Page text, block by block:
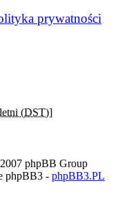
prywatności
(DST)]
phpBB Group
phpBB3 - phpBB3.PL